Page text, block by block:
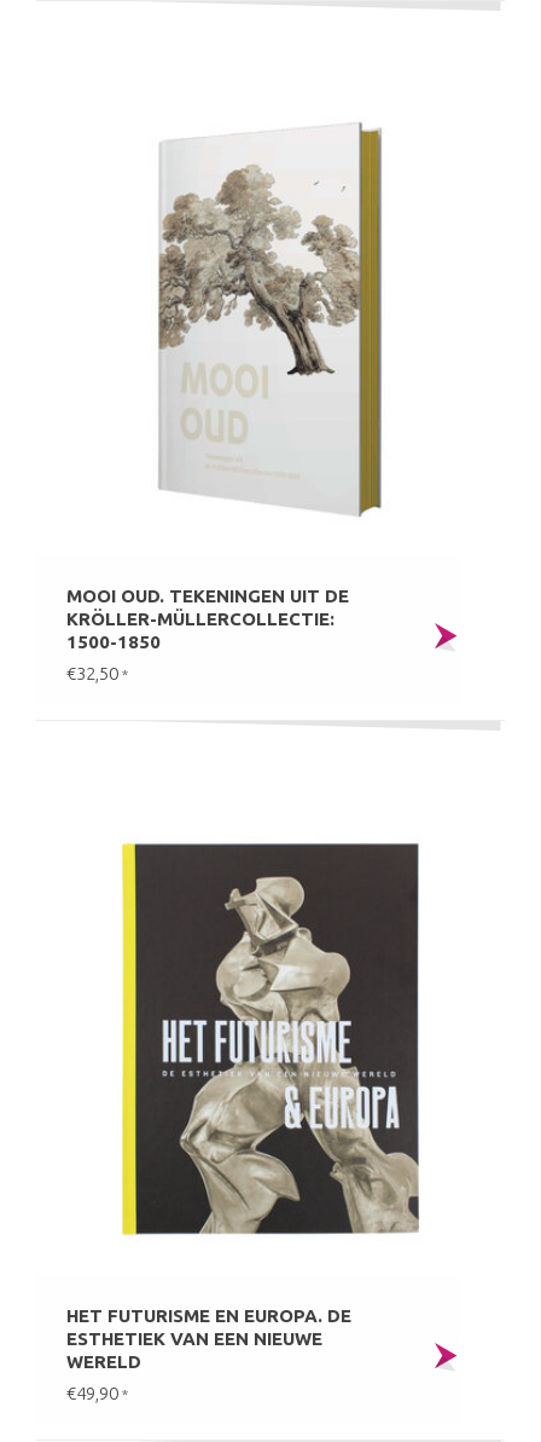
MOOI OUD. TEKENINGEN UIT DE
KRÖLLER-MÜLLERCOLLECTIE:
1500-1850
€32,50 *
HET FUTURISME EN EUROPA. DE
ESTHETIEK VAN EEN NIEUWE
WERELD
€49,90 *